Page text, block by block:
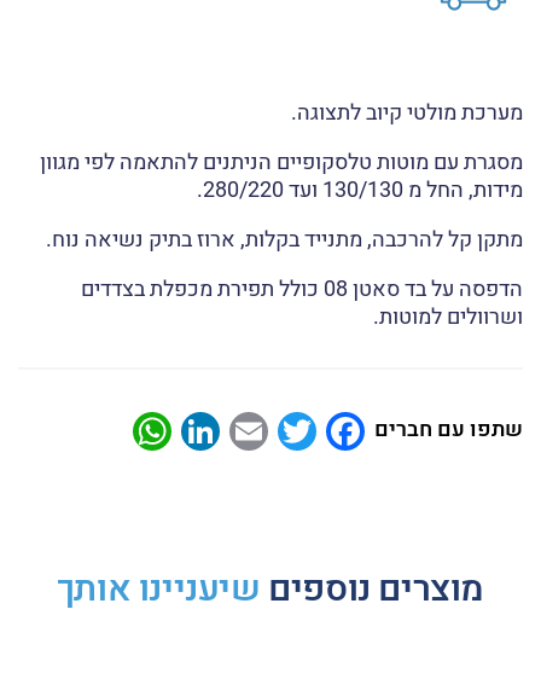
מערכת מולטי קיוב לתצוגה.
מסגרת עם מוטות טלסקופיים הניתנים להתאמה לפי מגוון
מידות, החל מ 130/130 ועד 280/220.
מתקן קל להרכבה, מתנייד בקלות, ארוז בתיק נשיאה נוח.
הדפסה על בד סאטן 08 כולל תפירת מכפלת בצדדים
ושרוולים למוטות.
שתפו עם חברים Facebook
Twitter
Email
LinkedIn
מוצרים נוספים שיעניינו אותך